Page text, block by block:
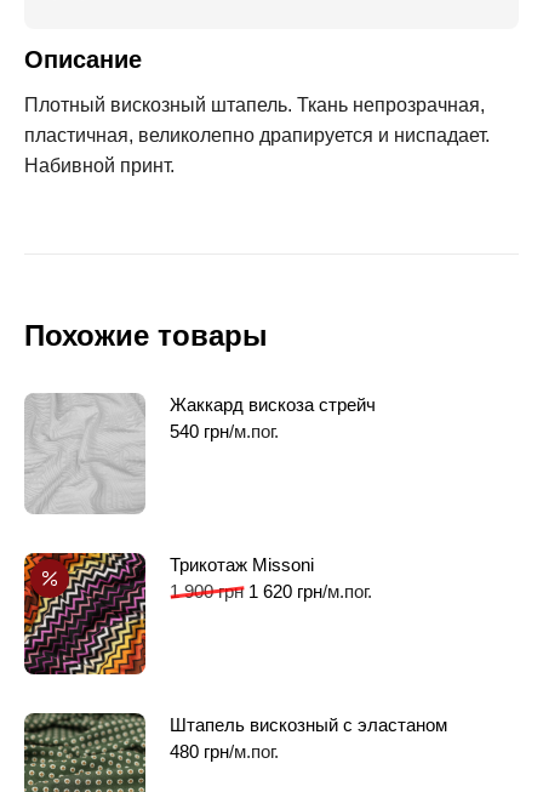
Описание
Плотный вискозный штапель. Ткань непрозрачная,
пластичная, великолепно драпируется и ниспадает.
Набивной принт.
Похожие товары
Жаккард вискоза стрейч
540 грн/м.пог.
Трикотаж Missoni
1 900грн 1 620 грн/м.пог.
Штапель вискозный с эластаном
480 грн/м.пог.